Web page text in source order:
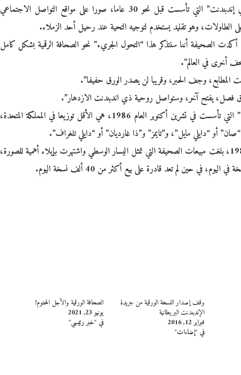
ونشر صحفيون من “ذي إندبندنت” التي تأسست قبل نحو 30 عاما، صورا على مواقع التواصل الاجتماعي
الطاولات، وهو تقليد يستخدم لتوجيه التحية عند رحيل أحد الزملاء.
أكدت الصحيفة أننا سنتذكر هذا “التحول الجريء” نحو الصحافة الرقمية بشكل كامل
أخرى في العالم”.
المطابع، وجف الحبر، وقريبا لن يصدر الورق حفيفا”.
فصل، يفتح آخر، وستواصل روحية ذي اندبندنت الازدهار”.
وصحيفة “ذي اندبندنت” التي تأسست في تشرين أكتوبر العام 1986، هي الأقل توزيعا في المملكة المتحدة،
“دايلي مايل”، و”تايمز” و”ذا غارديان” أو “دايلي تلغراف”.
وفي أوجها في العام 1989، بلغت مبيعات الصحيفة التي تمثل اليسار الوسطي واشتهرت بإيلاء أهمية للصورة،
وقف إصدار النسخة الورقية من جريدة
الإندبندنت البريطانية
فبراير 12, 2016
في "إضاءات"
الصحافة الورقية والأجل المحتوم!
يونيو 23, 2021
في "خبر رئيسي"